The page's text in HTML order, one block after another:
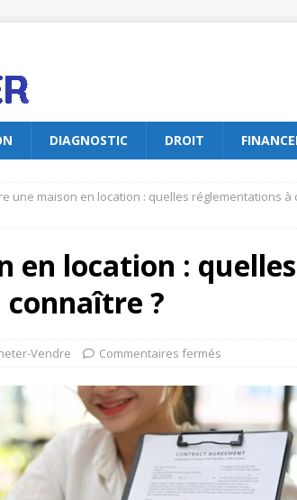
DIAGNOSTIC DROIT
une maison en location : quelles réglementations à
en location : quelles
?
Vendre Commentaires fermés